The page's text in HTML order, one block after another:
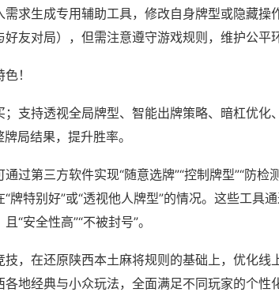
求生成专用辅助工具，修改自身牌型或隐藏操
友对局），但需注意遵守游戏规则，维护公平
！
支持透视全局牌型、智能出牌策略、暗杠优化
局结果，提升胜率。
过第三方软件实现“随意选牌”“控制牌型”“防检
牌特别好”或“透视他人牌型”的情况。这些工具
“安全性高”“不被封号”。
，在还原陕西本土麻将规则的基础上，优化线
各地经典与小众玩法，全面满足不同玩家的个性